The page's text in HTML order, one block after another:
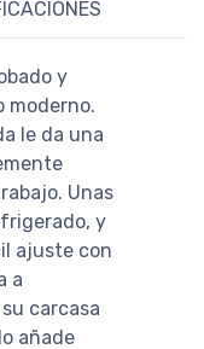
y
moderno.
le da una
Unas
y
ajuste con
a
carcasa
añade